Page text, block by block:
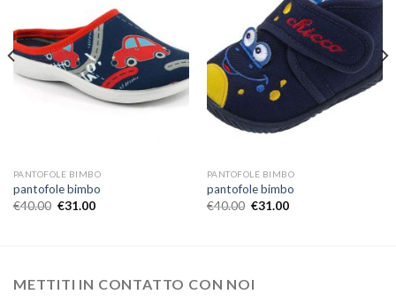
PANTOFOLE BIMBO
pantofole bimbo
€40.00 €31.00
PANTOFOLE BIMBO
pantofole bimbo
€40.00 €31.00
METTITI IN CONTATTO CON NOI